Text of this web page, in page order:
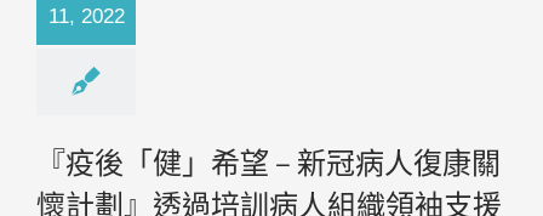
11, 2022
『疫後「健」希望 – 新冠病人復康關
懷計劃』透過培訓病人組織領袖支援